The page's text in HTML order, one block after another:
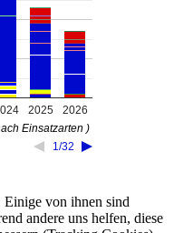
1/32
2025 2026
Einsatzarten )
Einige von ihnen sind
andere uns helfen, diese